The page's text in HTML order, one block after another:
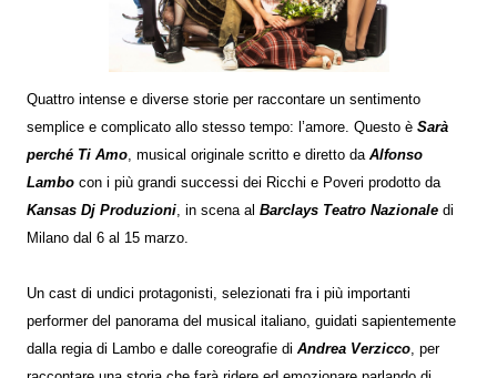
Quattro intense e diverse storie per raccontare un sentimento
semplice e complicato allo stesso tempo: l’amore. Questo è Sarà
perché Ti Amo , musical originale scritto e diretto da Alfonso
Lambo con i più grandi successi dei Ricchi e Poveri prodotto da
Kansas Dj Produzioni , in scena al Barclays Teatro Nazionale di
Milano dal 6 al 15 marzo.
Un cast di undici protagonisti, selezionati fra i più importanti
performer del panorama del musical italiano, guidati sapientemente
dalla regia di Lambo e dalle coreografie di Andrea Verzicco , per